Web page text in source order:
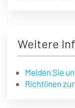
Weitere
Melden Sie
Richtlinen